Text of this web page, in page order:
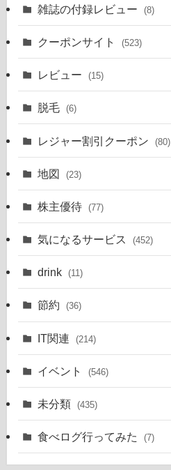
雑誌の付録レビュー (8)
クーポンサイト (523)
レビュー (15)
脱毛 (6)
レジャー割引クーポン (80)
地図 (23)
株主優待 (77)
気になるサービス (452)
drink (11)
節約 (36)
IT関連 (214)
イベント (546)
未分類 (435)
食べログ行ってみた (7)